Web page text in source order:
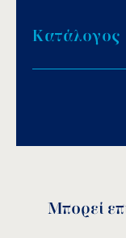
Κατάλογος
Μπορεί